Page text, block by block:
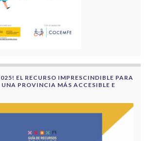
EL RECURSO IMPRESCINDIBLE PARA
PROVINCIA MÁS ACCESIBLE E